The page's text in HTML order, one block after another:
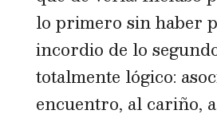
lo primero sin haber
incordio de lo
totalmente lógico:
encuentro, al cariño,